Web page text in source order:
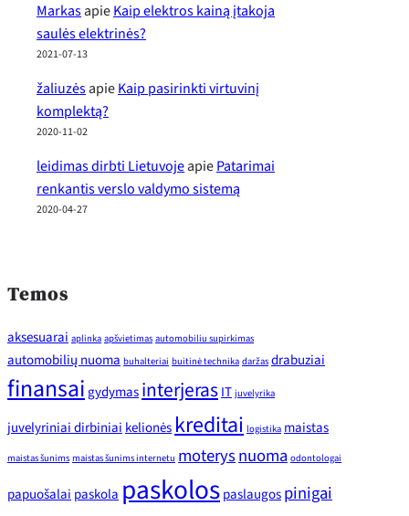
MarkasapieKaip elektros kainą įtakoja
saulės elektrinės?
2021-07-13
žaliuzėsapieKaip pasirinkti virtuvinį
komplektą?
2020-11-02
leidimas dirbti LietuvojeapiePatarimai
renkantis verslo valdymo sistemą
2020-04-27
Temos
aksesuarai aplinka apšvietimas automobiliu supirkimas
automobilių nuoma buhalteriai buitinė technika daržas drabuziai
finansai gydymasinterjerasIT juvelyrika
juvelyriniai dirbiniai kelionės kreditai logistika maistas
maistas šunims maistas šunims internetu moterysnuoma odontologai
papuošalai paskola paskolospaslaugospinigai